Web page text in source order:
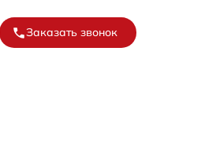
Заказать звонок